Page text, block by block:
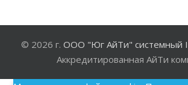
© 2026 г. ООО "Юг АйТи" системный
Аккредитированная АйТи